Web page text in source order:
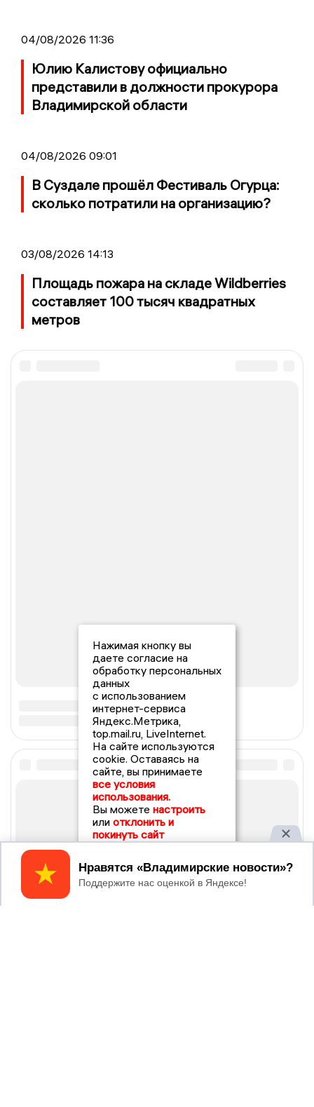
04/08/2026 11:36
Юлию Калистову официально
представили в должности прокурора
Владимирской области
04/08/2026 09:01
В Суздале прошёл Фестиваль Огурца:
сколько потратили на организацию?
03/08/2026 14:13
Площадь пожара на складе Wildberries
составляет 100 тысяч квадратных
метров
Нажимая кнопку вы
даете согласие на
обработку персональных
данных
с использованием
интернет-сервиса
Яндекс.Метрика,
top.mail.ru, LiveInternet.
На сайте используются
cookie. Оставаясь на
сайте, вы принимаете
все условия
использования.
Вы можете настроить
или отклонить и
покинуть сайт
Принять